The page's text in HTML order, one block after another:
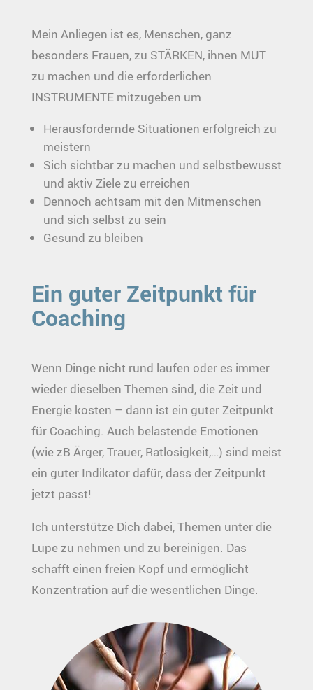
Mein Anliegen ist es, Menschen, ganz
besonders Frauen, zu STÄRKEN, ihnen MUT
zu machen und die erforderlichen
INSTRUMENTE mitzugeben um
Herausfordernde Situationen erfolgreich zu
meistern
Sich sichtbar zu machen und selbstbewusst
und aktiv Ziele zu erreichen
Dennoch achtsam mit den Mitmenschen
und sich selbst zu sein
Gesund zu bleiben
Ein guter Zeitpunkt für
Coaching
Wenn Dinge nicht rund laufen oder es immer
wieder dieselben Themen sind, die Zeit und
Energie kosten – dann ist ein guter Zeitpunkt
für Coaching. Auch belastende Emotionen
(wie zB Ärger, Trauer, Ratlosigkeit,…) sind meist
ein guter Indikator dafür, dass der Zeitpunkt
jetzt passt!
Ich unterstütze Dich dabei, Themen unter die
Lupe zu nehmen und zu bereinigen. Das
schafft einen freien Kopf und ermöglicht
Konzentration auf die wesentlichen Dinge.